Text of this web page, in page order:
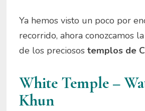
Ya hemos visto un poco por
recorrido, ahora conozcamos
de los preciosostemplos de
White Temple –
Khun